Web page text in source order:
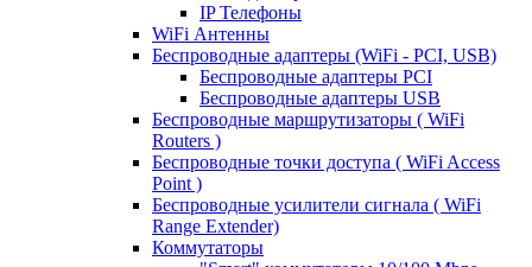
IP Телефоны
WiFi Антенны
Беспроводные адаптеры (WiFi - PCI, USB)
Беспроводные адаптеры PCI
Беспроводные адаптеры USB
Беспроводные маршрутизаторы ( WiFi
Routers )
Беспроводные точки доступа ( WiFi Access
Point )
Беспроводные усилители сигнала ( WiFi
Range Extender)
Коммутаторы